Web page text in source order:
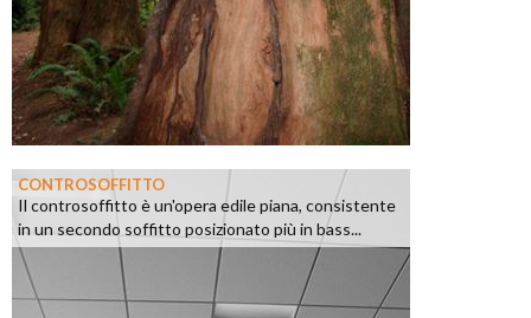
CONTROSOFFITTO
Il controsoffitto è un'opera edile piana, consistente
in un secondo soffitto posizionato più in bass...